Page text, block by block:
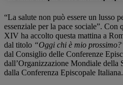
“La salute non può essere un lusso
essenziale per la pace sociale”. Con
XIV ha accolto questa mattina a
dal titolo “Oggi chi è mio
dal Consiglio delle Conferenze
dall’Organizzazione Mondiale della
dalla Conferenza Episcopale Italiana.